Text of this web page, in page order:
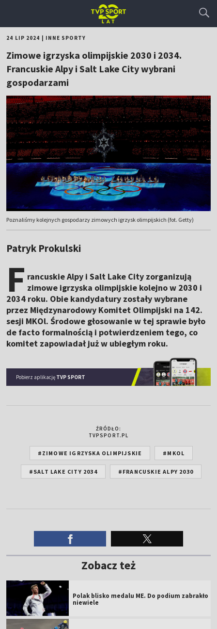
24 LIP 2024 INNE SPORTY
Zimowe igrzyska olimpijskie 2030 i 2034.
Francuskie Alpy i Salt Lake City wybrani
gospodarzami
Poznaliśmy kolejnych gospodarzy zimowych igrzysk olimpijskich (fot. Getty)
Patryk Prokulski
F rancuskie Alpy i Salt Lake City zorganizują
zimowe igrzyska olimpijskie kolejno w 2030 i
2034 roku. Obie kandydatury zostały wybrane
przez Międzynarodowy Komitet Olimpijski na 142.
sesji MKOl. Środowe głosowanie w tej sprawie było
de facto formalnością i potwierdzeniem tego, co
komitet zapowiadał już w ubiegłym roku.
Pobierz aplikację TVP SPORT
ŹRÓDŁO:
TVPSPORT.PL
#ZIMOWE IGRZYSKA OLIMPIJSKIE #MKOL
#SALT LAKE CITY 2034 #FRANCUSKIE ALPY 2030
Zobacz też
Polak blisko medalu ME. Do podium zabrakło
niewiele